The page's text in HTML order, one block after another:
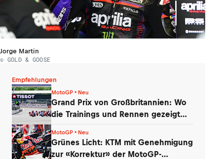
Jorge Martin
© GOLD & GOOSE
Empfehlungen
MotoGP • Neu
Grand Prix von Großbritannien: Wo
die Trainings und Rennen gezeigt
MotoGP • Neu
Grünes Licht: KTM mit Genehmigung
zur «Korrektur» der MotoGP-